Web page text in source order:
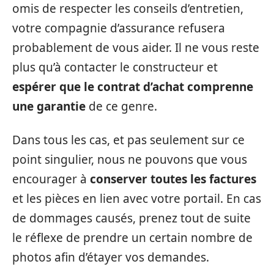
omis de respecter les conseils d’entretien,
votre compagnie d’assurance refusera
probablement de vous aider. Il ne vous reste
plus qu’à contacter le constructeur et
espérer que le contrat d’achat comprenne
une garantie de ce genre.
Dans tous les cas, et pas seulement sur ce
point singulier, nous ne pouvons que vous
encourager à conserver toutes les factures
et les pièces en lien avec votre portail. En cas
de dommages causés, prenez tout de suite
le réflexe de prendre un certain nombre de
photos afin d’étayer vos demandes.